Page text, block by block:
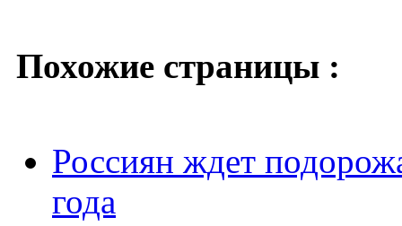
Похожие страницы :
Россиян ждет
года